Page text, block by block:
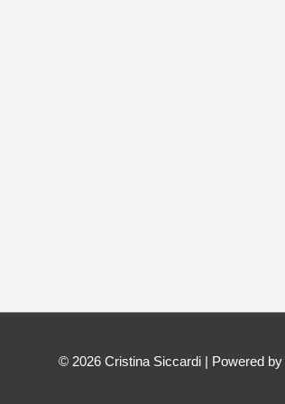
© 2026 Cristina Siccardi| Powered by